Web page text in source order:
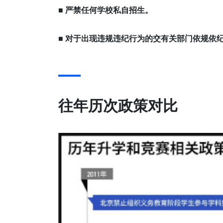
■ 严禁任何学校私自招生。
■ 对于出现违规违纪行为的交有关部门依规依
往年历次政策对比